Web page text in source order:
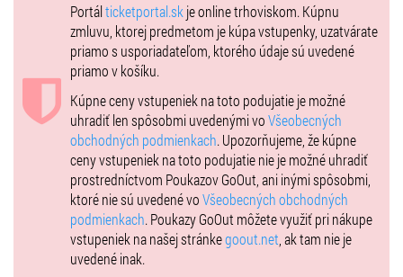
Helenine Oči
Moderátor MICHAL IĽKANIN
Portálticketportal.sk je online trhoviskom. Kúpnu
zmluvu, ktorej predmetom je kúpa vstupenky, uzatvárate
priamo s usporiadateľom, ktorého údaje sú uvedené
priamo v košíku.
Kúpne ceny vstupeniek na toto podujatie je možné
uhradiť len spôsobmi uvedenými voVšeobecných
obchodných podmienkach. Upozorňujeme, že kúpne
ceny vstupeniek na toto podujatie nie je možné uhradiť
prostredníctvom Poukazov GoOut, ani inými spôsobmi,
ktoré nie sú uvedené voVšeobecných obchodných
podmienkach. Poukazy GoOut môžete využiť pri nákupe
vstupeniek na našej stránkegoout.net , ak tam nie je
uvedené inak.